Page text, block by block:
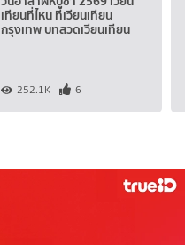
เทียนที่ไหน ที่เวียนเทียน
กรุงเทพ บทสวดเวียนเทียน
252.1K 6